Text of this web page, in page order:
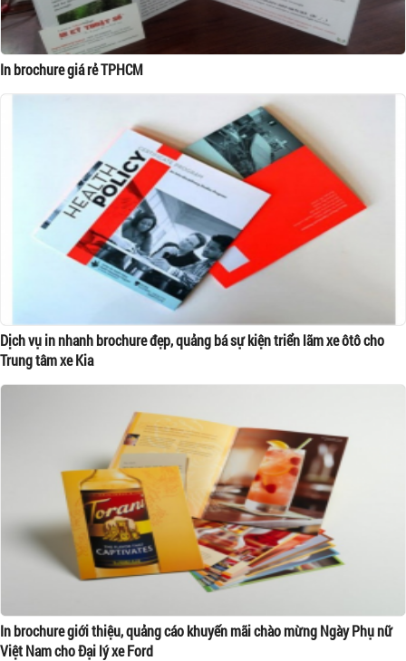
In brochure giá rẻ TPHCM
Dịch vụ in nhanh brochure đẹp, quảng bá sự kiện triển lãm xe ôtô cho
Trung tâm xe Kia
In brochure giới thiệu, quảng cáo khuyến mãi chào mừng Ngày Phụ nữ
Việt Nam cho Đại lý xe Ford